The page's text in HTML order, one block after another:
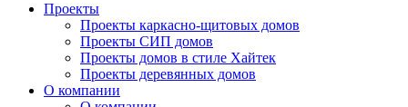
Проекты
Проекты каркасно-щитовых домов
Проекты СИП домов
Проекты домов в стиле Хайтек
Проекты деревянных домов
О компании